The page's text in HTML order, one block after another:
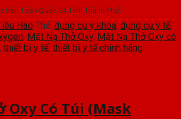
trên Toàn Quốc 34 Tỉnh Thành Phố.
Hao Thẻ: dụng cụ y khoa, dụng cụ y tế,
, Mặt Nạ Thở Oxy, Mặt Nạ Thở Oxy có
, thiết bị y tế, thiết bị y tế chính hãng,
Oxy Có Túi (Mask